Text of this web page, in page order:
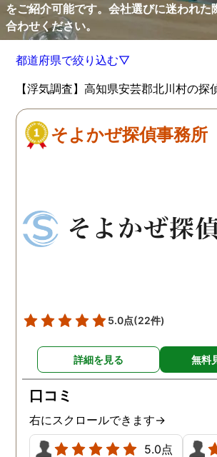
をご紹介可能です。会社選びに迷われた
合わせください。
都道府県で絞り込む▽
【浮気調査】高知県安芸郡北川村の
そよかぜ探偵事務所
5.0点(22件)
詳細を見る 無料
口コミ
右にスクロールできます→
5.0点